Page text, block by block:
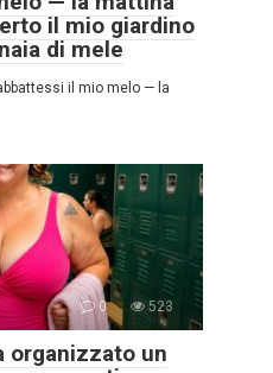
il mio giardino
di mele
il mio melo — la
0 523
organizzato un